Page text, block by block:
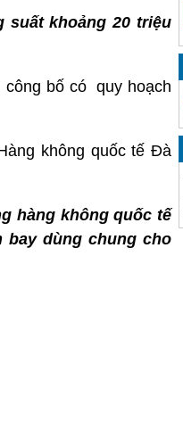
suất khoảng 20 triệu
công bố có quy hoạch
không quốc tế Đà
hàng không quốc tế
bay dùng chung cho